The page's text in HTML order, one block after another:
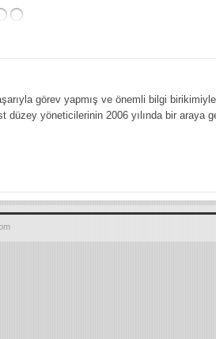
görev yapmış ve önemli bilgi
düzey yöneticilerinin 2006 yılında bir araya